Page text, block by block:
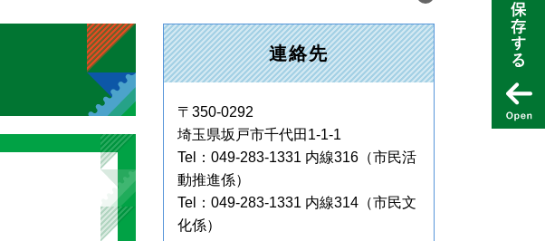
連絡先
〒350-0292
埼玉県坂戸市千代田1-1-1
Tel：049-283-1331 内線316 （市民活
動推進係）
Tel：049-283-1331 内線314 （市民文
化係）